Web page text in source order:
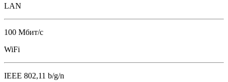
LAN
100 Мбит/с
WiFi
IEEE 802,11 b/g/n